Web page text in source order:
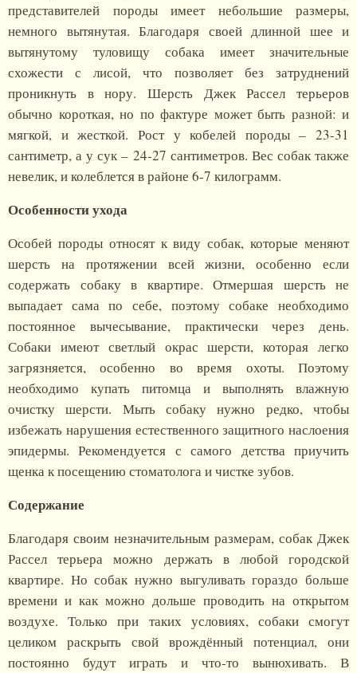
представителей породы имеет небольшие размеры,
немного вытянутая. Благодаря своей длинной шее и
вытянутому туловищу собака имеет значительные
схожести с лисой, что позволяет без затруднений
проникнуть в нору. Шерсть Джек Рассел терьеров
обычно короткая, но по фактуре может быть разной: и
мягкой, и жесткой. Рост у кобелей породы – 23-31
сантиметр, а у сук – 24-27 сантиметров. Вес собак также
невелик, и колеблется в районе 6-7 килограмм.
Особенности ухода
Особей породы относят к виду собак, которые меняют
шерсть на протяжении всей жизни, особенно если
содержать собаку в квартире. Отмершая шерсть не
выпадает сама по себе, поэтому собаке необходимо
постоянное вычесывание, практически через день.
Собаки имеют светлый окрас шерсти, которая легко
загрязняется, особенно во время охоты. Поэтому
необходимо купать питомца и выполнять влажную
очистку шерсти. Мыть собаку нужно редко, чтобы
избежать нарушения естественного защитного наслоения
эпидермы. Рекомендуется с самого детства приучить
щенка к посещению стоматолога и чистке зубов.
Содержание
Благодаря своим незначительным размерам, собак Джек
Рассел терьера можно держать в любой городской
квартире. Но собак нужно выгуливать гораздо больше
времени и как можно дольше проводить на открытом
воздухе. Только при таких условиях, собаки смогут
целиком раскрыть свой врождённый потенциал, они
постоянно будут играть и что-то вынюхивать. В